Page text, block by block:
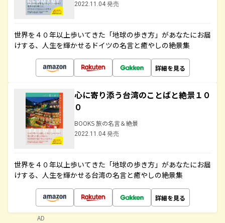
2022.11.04 発売
世界を４０年以上歩いてきた「地球の歩き方」があなたにお届
けする、人生を輝かせるドイツの名言と癒やしの絶景集
詳細を見る
心に寄り添う台湾のことばと絶景１０
０
BOOKS 旅の名言＆絶景
2022.11.04 発売
世界を４０年以上歩いてきた「地球の歩き方」があなたにお届
けする、人生を輝かせる台湾の名言と癒やしの絶景集
詳細を見る
AD